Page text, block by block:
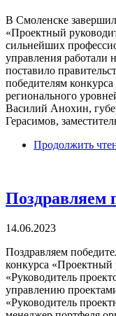
В Смоленске
«Проектный
сильнейших
управления работали
поставило
победителям
регионального
Василий Анохин,
Герасимов,
Продолжить
Поздравляем
14.06.2023
Поздравляем
конкурса
«Руководитель
управлению
«Руководитель